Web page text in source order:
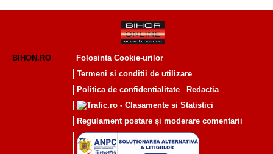
BIHON.RO
Folosinta Cookie-urilor
Termeni si conditii de utilizare
Politica de confidentialitate
Redactia
Regulament postare și moderare comentarii